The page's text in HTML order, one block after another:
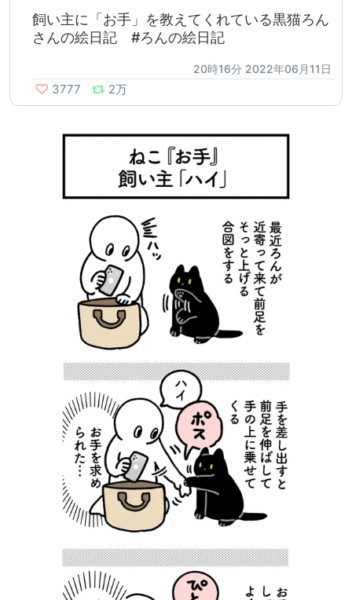
飼い主に「お手」を教えてくれている黒猫ろん
さんの絵日記 #ろんの絵日記
20時16分 2022年06月11日
3777 2万